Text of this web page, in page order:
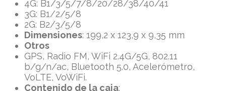
4G: B1/3/5/7/8/20/28/38/40/41
3G: B1/2/5/8
2G: B2/3/5/8
Dimensiones: 199,2 x 123,9 x 9,35 mm
Otros
GPS, Radio FM, WiFi 2.4G/5G, 802.11
b/g/n/ac, Bluetooth 5.0, Acelerómetro,
VoLTE, VoWiFi.
Contenido de la caja: